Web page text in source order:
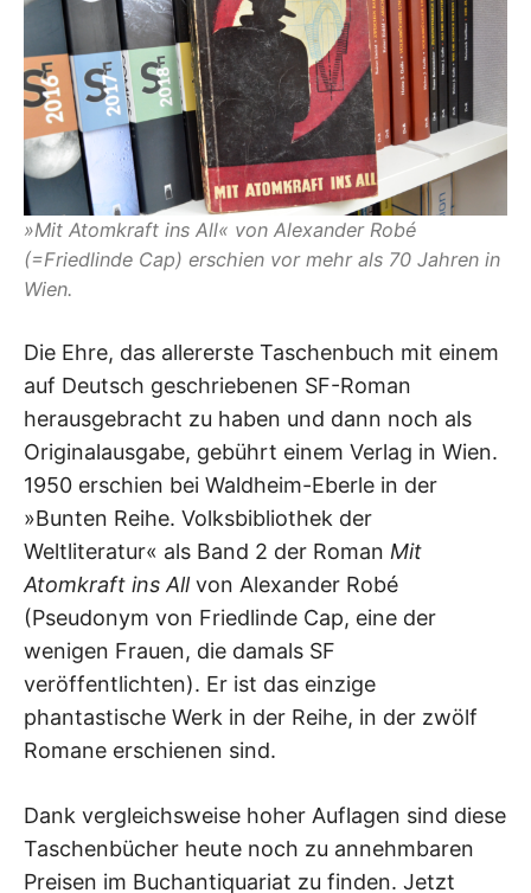
»Mit Atomkraft ins All« von Alexander Robé
(=Friedlinde Cap) erschien vor mehr als 70 Jahren in
Wien.
Die Ehre, das allererste Taschenbuch mit einem
auf Deutsch geschriebenen SF-Roman
herausgebracht zu haben und dann noch als
Originalausgabe, gebührt einem Verlag in Wien.
1950 erschien bei Waldheim-Eberle in der
»Bunten Reihe. Volksbibliothek der
Weltliteratur« als Band 2 der Roman Mit
Atomkraft ins Allvon Alexander Robé
(Pseudonym von Friedlinde Cap, eine der
wenigen Frauen, die damals SF
veröffentlichten). Er ist das einzige
phantastische Werk in der Reihe, in der zwölf
Romane erschienen sind.
Dank vergleichsweise hoher Auflagen sind diese
Taschenbücher heute noch zu annehmbaren
Preisen im Buchantiquariat zu finden. Jetzt